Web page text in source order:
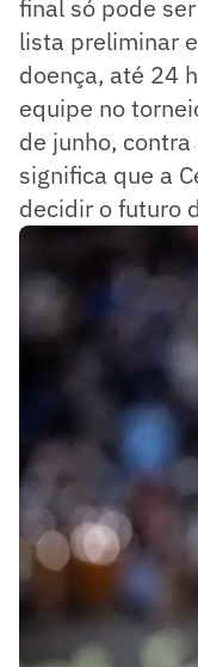
final só pode
lista preliminar
doença, até 24
equipe no
de junho,
significa que a
decidir o futuro